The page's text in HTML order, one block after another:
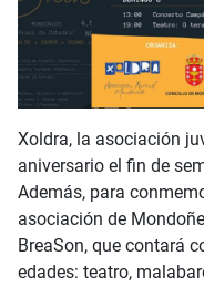
Xoldra, la asociación
aniversario el fin de
Además, para
asociación de
BreaSon, que contará
edades: teatro,